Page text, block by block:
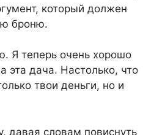
который должен
броню.
Я теперь очень хорошо
эта дача. Настолько, что
твои деньги, но и
давая словам повиснуть